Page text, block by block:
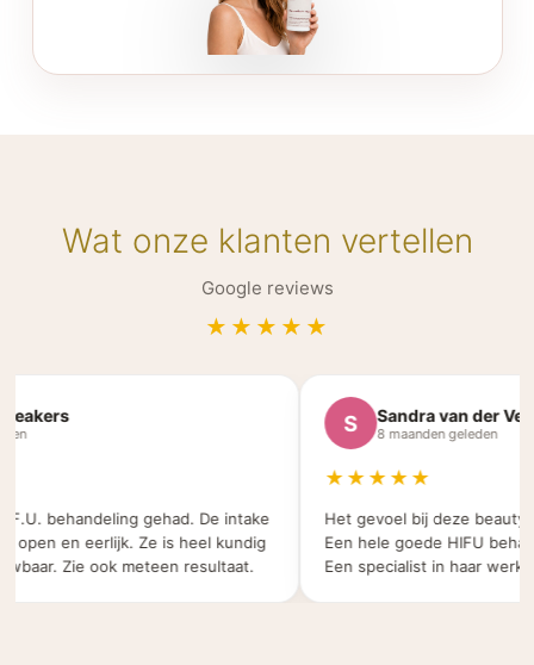
Wat onze klanten vertellen
Google reviews
★★★★★
behandeling gehad. De intake
en eerlijk. Ze is heel kundig
Zie ook meteen resultaat.
S Sandra van der Velden
8 maanden geleden
★★★★★
Het gevoel bij deze beauty
Een hele goede HIFU
Een specialist in haar werk.